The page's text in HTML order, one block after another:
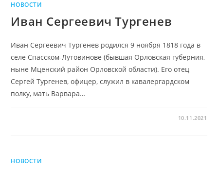
НОВОСТИ
Иван Сергеевич Тургенев
Иван Сергеевич Тургенев родился 9 ноября 1818 года в
селе Спасском-Лутовинове (бывшая Орловская губерния,
ныне Мценский район Орловской области). Его отец
Сергей Тургенев, офицер, служил в кавалергардском
полку, мать Варвара…
10.11.2021
НОВОСТИ